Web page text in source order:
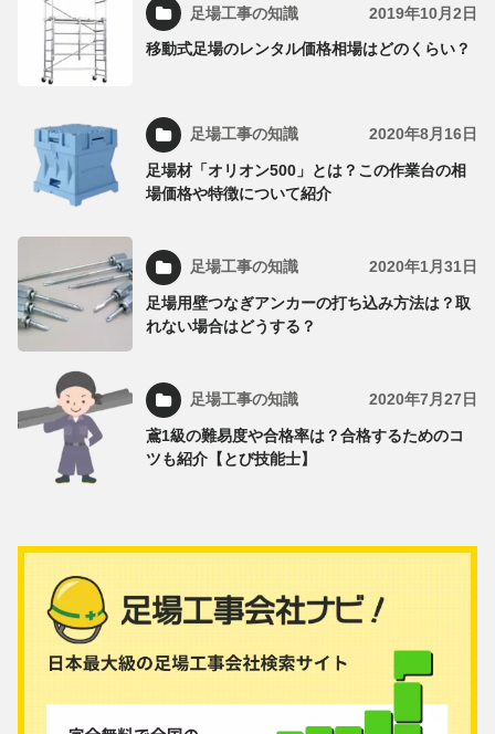
足場工事の知識 2019年10月2日
移動式足場のレンタル価格相場はどのくらい？
足場工事の知識 2020年8月16日
足場材「オリオン500」とは？この作業台の相
場価格や特徴について紹介
足場工事の知識 2020年1月31日
足場用壁つなぎアンカーの打ち込み方法は？取
れない場合はどうする？
足場工事の知識 2020年7月27日
鳶1級の難易度や合格率は？合格するためのコ
ツも紹介【とび技能士】